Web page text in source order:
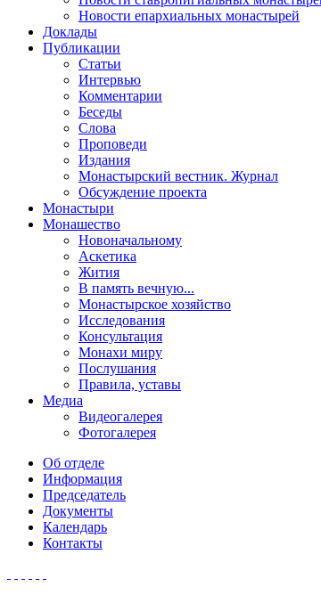
Новости епархиальных монастырей
Доклады
Публикации
Статьи
Интервью
Комментарии
Беседы
Слова
Проповеди
Издания
Монастырский вестник. Журнал
Обсуждение проекта
Монастыри
Монашество
Новоначальному
Аскетика
Жития
В память вечную...
Монастырское хозяйство
Исследования
Консультация
Монахи миру
Послушания
Правила, уставы
Медиа
Видеогалерея
Фотогалерея
Об отделе
Информация
Председатель
Документы
Календарь
Контакты